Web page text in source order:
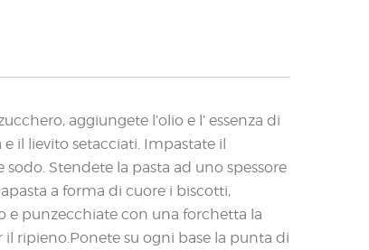
aggiungete l’olio e l’ essenza di
il lievito setacciati. Impastate il
Stendete la pasta ad uno spessore
a forma di cuore i biscotti,
e punzecchiate con una forchetta la
ripieno.Ponete su ogni base la punta di